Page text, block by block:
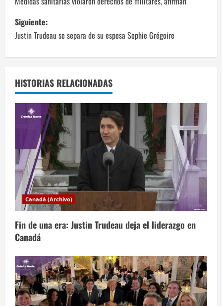
v
e
a
c
ó
n
d
e
e
n
t
r
Siguiente:
Justin Trudeau se separa de su esposa Sophie Grégoire
HISTORIAS RELACIONADAS
Canadá (Archivo)
Fin de una era: Justin Trudeau deja el liderazgo en
Canadá